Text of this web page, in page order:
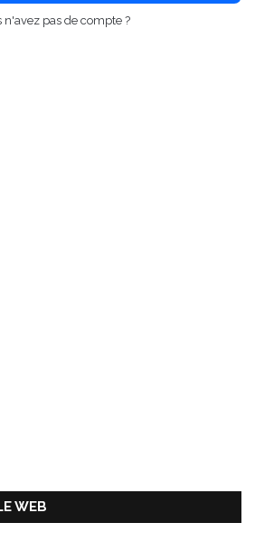
n'avez pas de compte ?
WEB